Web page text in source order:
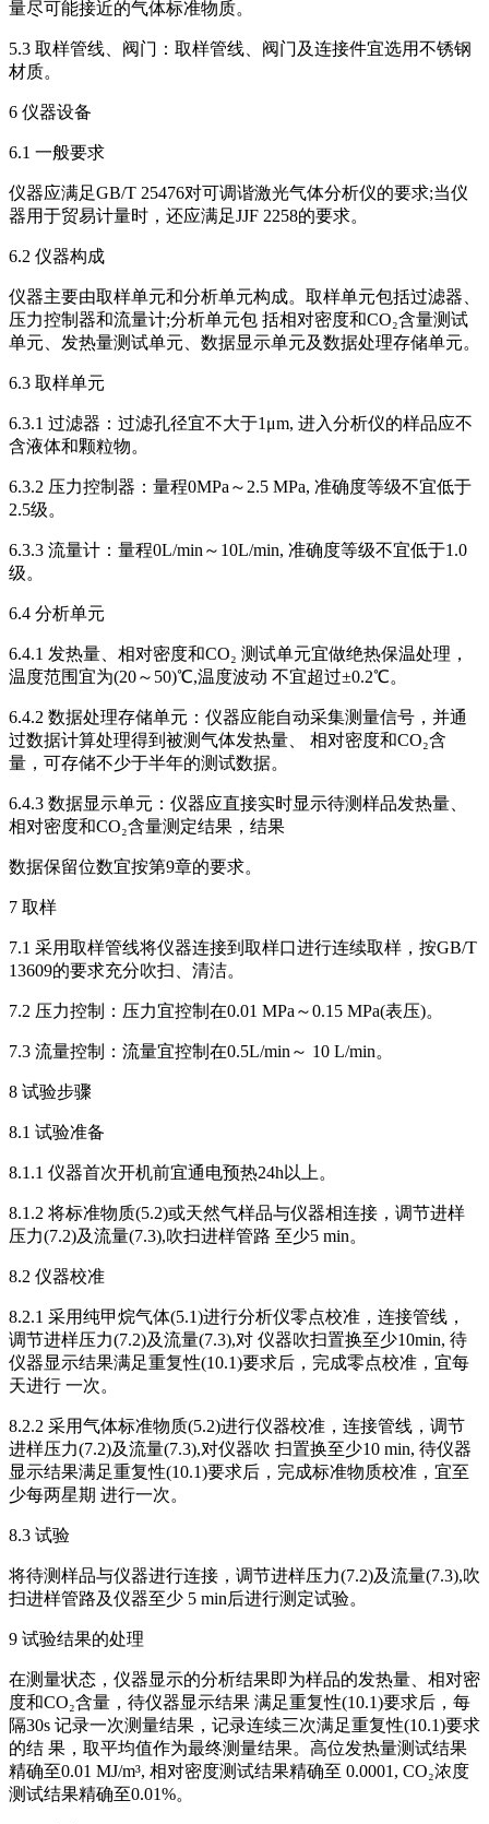
量尽可能接近的气体标准物质。
5.3 取样管线、阀门：取样管线、阀门及连接件宜选用不锈钢
材质。
6 仪器设备
6.1 一般要求
仪器应满足GB/T 25476对可调谐激光气体分析仪的要求;当仪
器用于贸易计量时，还应满足JJF 2258的要求。
6.2 仪器构成
仪器主要由取样单元和分析单元构成。取样单元包括过滤器、
压力控制器和流量计;分析单元包 括相对密度和CO₂含量测试
单元、发热量测试单元、数据显示单元及数据处理存储单元。
6.3 取样单元
6.3.1 过滤器：过滤孔径宜不大于1μm, 进入分析仪的样品应不
含液体和颗粒物。
6.3.2 压力控制器：量程0MPa～2.5 MPa, 准确度等级不宜低于
2.5级。
6.3.3 流量计：量程0L/min～10L/min, 准确度等级不宜低于1.0
级。
6.4 分析单元
6.4.1 发热量、相对密度和CO₂ 测试单元宜做绝热保温处理，
温度范围宜为(20～50)℃,温度波动 不宜超过±0.2℃。
6.4.2 数据处理存储单元：仪器应能自动采集测量信号，并通
过数据计算处理得到被测气体发热量、 相对密度和CO₂含
量，可存储不少于半年的测试数据。
6.4.3 数据显示单元：仪器应直接实时显示待测样品发热量、
相对密度和CO₂含量测定结果，结果
数据保留位数宜按第9章的要求。
7 取样
7.1 采用取样管线将仪器连接到取样口进行连续取样，按GB/T
13609的要求充分吹扫、清洁。
7.2 压力控制：压力宜控制在0.01 MPa～0.15 MPa(表压)。
7.3 流量控制：流量宜控制在0.5L/min～ 10 L/min。
8 试验步骤
8.1 试验准备
8.1.1 仪器首次开机前宜通电预热24h以上。
8.1.2 将标准物质(5.2)或天然气样品与仪器相连接，调节进样
压力(7.2)及流量(7.3),吹扫进样管路 至少5 min。
8.2 仪器校准
8.2.1 采用纯甲烷气体(5.1)进行分析仪零点校准，连接管线，
调节进样压力(7.2)及流量(7.3),对 仪器吹扫置换至少10min, 待
仪器显示结果满足重复性(10.1)要求后，完成零点校准，宜每
天进行 一次。
8.2.2 采用气体标准物质(5.2)进行仪器校准，连接管线，调节
进样压力(7.2)及流量(7.3),对仪器吹 扫置换至少10 min, 待仪器
显示结果满足重复性(10.1)要求后，完成标准物质校准，宜至
少每两星期 进行一次。
8.3 试验
将待测样品与仪器进行连接，调节进样压力(7.2)及流量(7.3),吹
扫进样管路及仪器至少 5 min后进行测定试验。
9 试验结果的处理
在测量状态，仪器显示的分析结果即为样品的发热量、相对密
度和CO₂含量，待仪器显示结果 满足重复性(10.1)要求后，每
隔30s 记录一次测量结果，记录连续三次满足重复性(10.1)要求
的结 果，取平均值作为最终测量结果。高位发热量测试结果
精确至0.01 MJ/m³, 相对密度测试结果精确至 0.0001, CO₂浓度
测试结果精确至0.01%。